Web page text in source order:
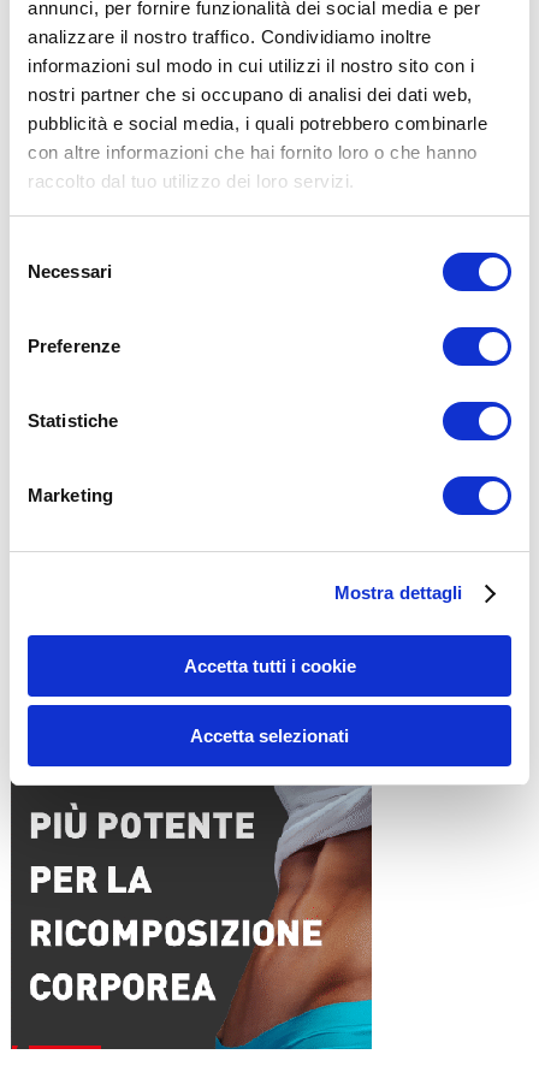
annunci, per fornire funzionalità dei social media e per
analizzare il nostro traffico. Condividiamo inoltre
informazioni sul modo in cui utilizzi il nostro sito con i
nostri partner che si occupano di analisi dei dati web,
pubblicità e social media, i quali potrebbero combinarle
con altre informazioni che hai fornito loro o che hanno
raccolto dal tuo utilizzo dei loro servizi.
delNecessari
Preferenze
Statistiche
Marketing
Mostra dettagli
Accetta tutti i cookie
Accetta selezionati
medico di fiducia prima di intraprendere qualsiasi forma di attività
fisica o regime alimentare.
Condividi:
X
Facebook
Alimentazione
ADD COMMENT
15WORKOUT SCARICA ORA